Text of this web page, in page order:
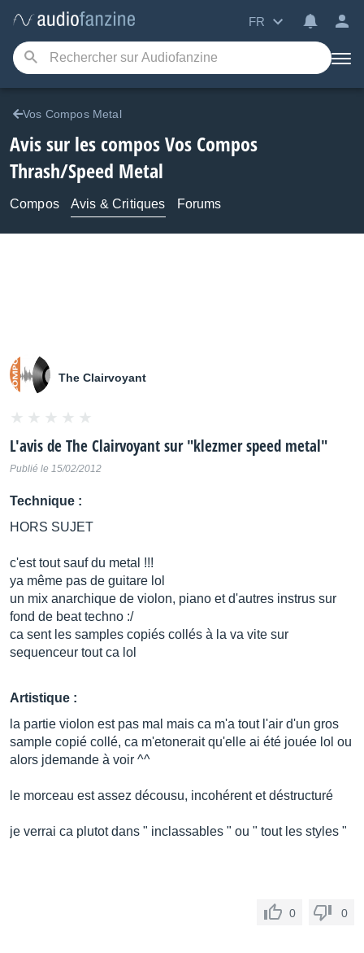
FR
Vos Compos Metal
Avis sur les compos Vos Compos
Thrash/Speed Metal
Compos Avis & Critiques Forums
The Clairvoyant
L'avis deThe Clairvoyantsur "klezmer speed metal"
Publié le 15/02/2012
Technique :
HORS SUJET
c'est tout sauf du metal !!!
ya même pas de guitare lol
un mix anarchique de violon, piano et d'autres instrus sur
fond de beat techno :/
ca sent les samples copiés collés à la va vite sur
sequenceur tout ca lol
Artistique :
la partie violon est pas mal mais ca m'a tout l'air d'un gros
sample copié collé, ca m'etonerait qu'elle ai été jouée lol ou
alors jdemande à voir ^^
le morceau est assez décousu, incohérent et déstructuré
je verrai ca plutot dans " inclassables " ou " tout les styles "
0 0